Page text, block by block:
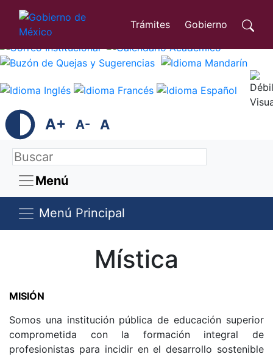
Trámites Gobierno
A+ A- A
Menú
Menú Principal
Mística
MISIÓN
Somos una institución pública de educación superior
comprometida con la formación integral de
profesionistas para incidir en el desarrollo sostenible